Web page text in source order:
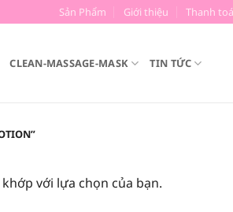
Sản Phẩm Giới thiệu Thanh
CLEAN-MASSAGE-MASK TIN TỨC
với lựa chọn của bạn.